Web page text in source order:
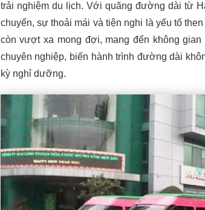
trải nghiệm du lịch. Với quãng đường dài từ
chuyển, sự thoải mái và tiện nghi là yếu tố
còn vượt xa mong đợi, mang đến không
chuyên nghiệp, biến hành trình đường dài
kỳ nghỉ dưỡng.